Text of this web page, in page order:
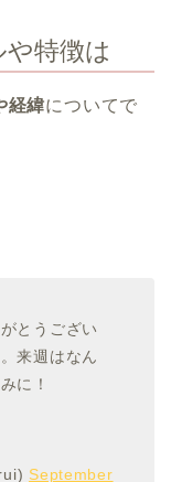
特徴は
経緯についてで
とうござい
来週はなん
に！
September